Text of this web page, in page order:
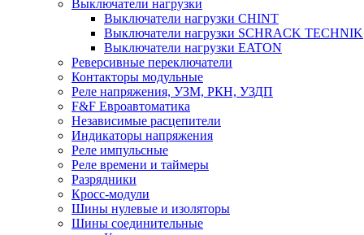
Выключатели нагрузки
Выключатели нагрузки CHINT
Выключатели нагрузки SCHRACK TECHNIK
Выключатели нагрузки EATON
Реверсивные переключатели
Контакторы модульные
Реле напряжения, УЗМ, РКН, УЗДП
F&F Евроавтоматика
Независимые расцепители
Индикаторы напряжения
Реле импульсные
Реле времени и таймеры
Разрядники
Кросс-модули
Шины нулевые и изоляторы
Шины соединительные